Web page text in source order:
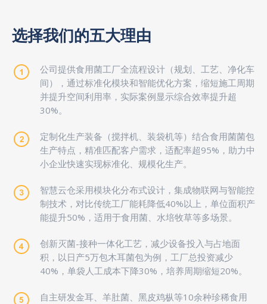
选择我们的五大理由
公司提供食用菌工厂全流程设计（规划、工艺、净化车
间），通过标准化模块和智能优化方案，缩短施工周期
并提升空间利用率，实际案例显示综合效率提升超
30%。
定制化生产装备（搅拌机、装袋机等）结合食用菌菌包
生产特点，精准匹配客户需求，适配率超95%，助力中
小企业快速实现标准化、规模化生产。
智慧云仓采用模块化分布式设计，集成物联网与智能控
制技术，对比传统工厂能耗降低40%以上，单位面积产
能提升50%，适用于食用菌、水培牧草等多场景。
创新灭菌-接种一体化工艺，减少设备投入与占地面
积，以日产5万包木耳菌包为例，工厂总投资减少
40%，单袋人工成本下降30%，培养周期缩短20%。
自主研发金耳、羊肚菌、黑皮鸡枞等10余种珍稀食用